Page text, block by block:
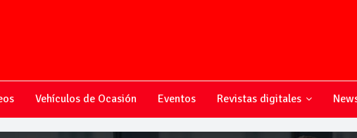
Vehículos de Ocasión Eventos Revistas digitales